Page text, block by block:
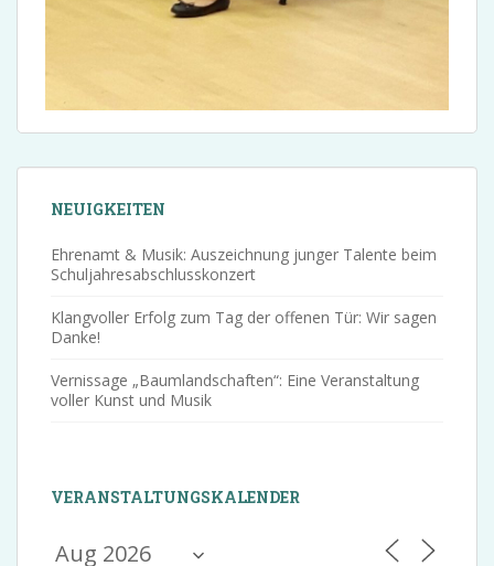
NEUIGKEITEN
Ehrenamt & Musik: Auszeichnung junger Talente beim
Schuljahresabschlusskonzert
Klangvoller Erfolg zum Tag der offenen Tür: Wir sagen
Danke!
Vernissage „Baumlandschaften“: Eine Veranstaltung
voller Kunst und Musik
VERANSTALTUNGSKALENDER